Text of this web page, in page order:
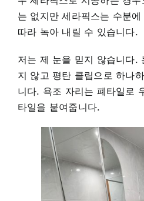
는 없지만 세라픽스는 수분
따라 녹아 내릴 수 있습니다.
저는 제 눈을 믿지 않습니다.
지 않고 평탄 클립으로 하나
니다. 욕조 자리는 폐타일로
타일을 붙여줍니다.